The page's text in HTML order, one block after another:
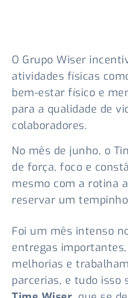
O Grupo Wiser
atividades físicas
bem-estar físico e
para a qualidade de
colaboradores.
No mês de junho, o
de força, foco e
mesmo com a rotina
reservar um
Foi um mês intenso
entregas
melhorias e
parcerias, e tudo isso